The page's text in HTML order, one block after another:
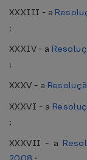
XXXIII - a
;
XXXIV - a
;
XXXV - a
XXXVI - a
;
XXXVII - a